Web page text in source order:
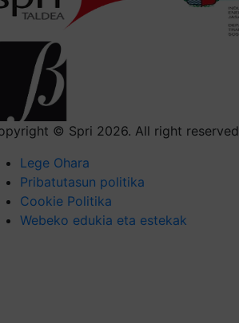
© Spri 2026. All right reserved
Lege Ohara
Pribatutasun politika
Cookie Politika
Webeko edukia eta estekak